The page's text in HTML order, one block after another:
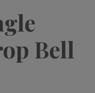
Bell